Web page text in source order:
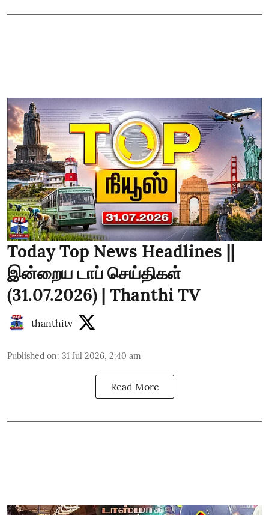
Today Top News Headlines ||
இன்றைய டாப் செய்திகள்
(31.07.2026) | Thanthi TV
thanthitv
Published on: 31 Jul 2026, 2:40 am
Read More